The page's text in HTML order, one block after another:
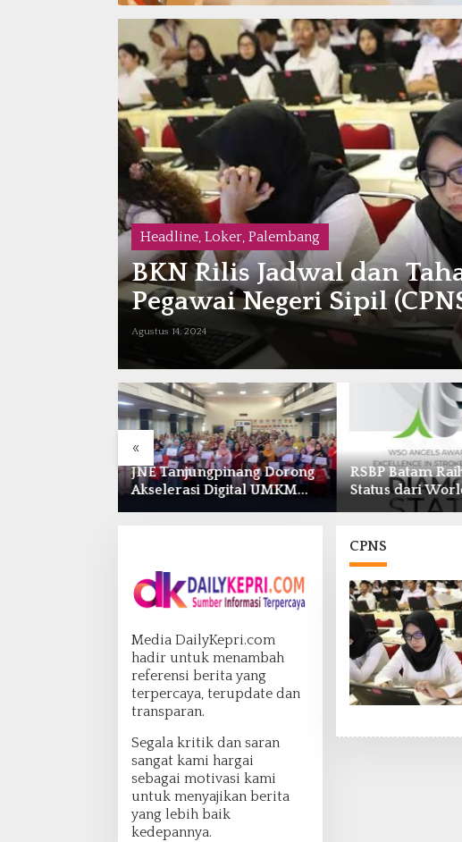
Headline, Loker, Palembang
BKN Rilis Jadwal dan
Pegawai Negeri Sipil
Agustus 14, 2024
«
JNE Tanjungpinang Dorong
Akselerasi Digital UMKM
RSBP Batam
Status dari
Organization
Berstandar
Media DailyKepri.com
hadir untuk menambah
referensi berita yang
terpercaya, terupdate dan
transparan.
Segala kritik dan saran
sangat kami hargai
sebagai motivasi kami
untuk menyajikan berita
yang lebih baik
kedepannya.
CPNS